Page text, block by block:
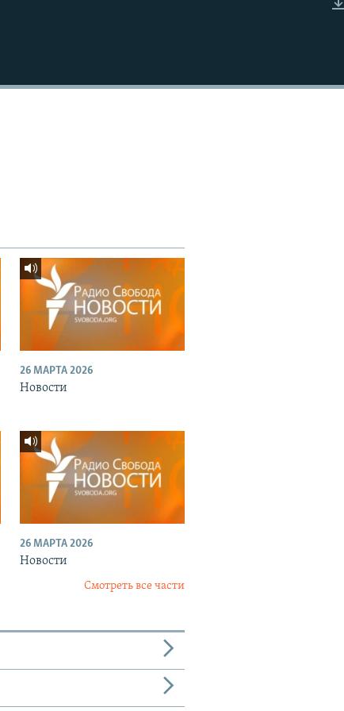
26 МАРТА 2026
Новости
26 МАРТА 2026
Новости
Смотреть все части